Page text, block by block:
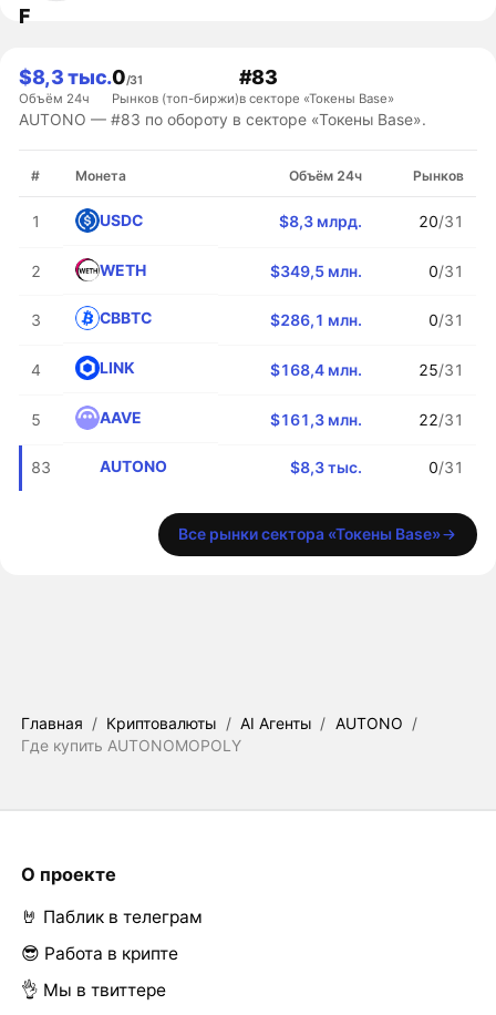
F
$8,3 тыс.
Объём 24ч
0/31
Рынков (топ-биржи)
#83
в секторе «Токены Base»
AUTONO — #83 по обороту в секторе «Токены Base».
# Монета Объём 24ч Рынков
1 USDC $8,3 млрд. 20/31
2 WETH $349,5 млн. 0/31
3 CBBTC $286,1 млн. 0/31
4 LINK $168,4 млн. 25/31
5 AAVE $161,3 млн. 22/31
83 AUTONO $8,3 тыс. 0/31
Все рынки сектора «Токены Base»
Главная / Криптовалюты / AI Агенты / AUTONO /
Где купить AUTONOMOPOLY
О проекте
🤘 Паблик в телеграм
😎 Работа в крипте
👌 Мы в твиттере